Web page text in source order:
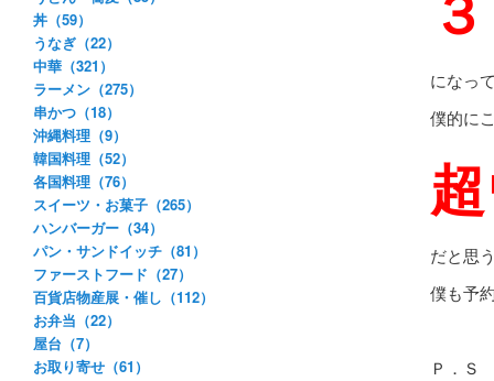
になっ
僕的に
だと思
僕も予
Ｐ．Ｓ
丼（59）
うなぎ（22）
中華（321）
ラーメン（275）
串かつ（18）
沖縄料理（9）
韓国料理（52）
各国料理（76）
スイーツ・お菓子（265）
ハンバーガー（34）
パン・サンドイッチ（81）
ファーストフード（27）
百貨店物産展・催し（112）
お弁当（22）
屋台（7）
お取り寄せ（61）